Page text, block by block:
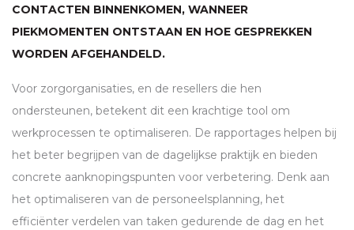
CONTACTEN BINNENKOMEN, WANNEER
PIEKMOMENTEN ONTSTAAN EN HOE GESPREKKEN
WORDEN AFGEHANDELD.
Voor zorgorganisaties, en de resellers die hen
ondersteunen, betekent dit een krachtige tool om
werkprocessen te optimaliseren. De rapportages helpen bij
het beter begrijpen van de dagelijkse praktijk en bieden
concrete aanknopingspunten voor verbetering. Denk aan
het optimaliseren van de personeelsplanning, het
efficiënter verdelen van taken gedurende de dag en het